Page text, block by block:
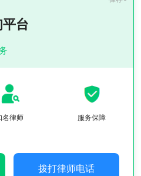
台
名律师 服务保障
拨打律师电话